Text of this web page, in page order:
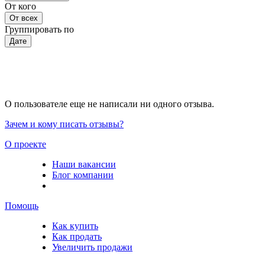
От кого
От всех
Группировать по
Дате
О пользователе еще не написали ни одного отзыва.
Зачем и кому писать отзывы?
О проекте
Наши вакансии
Блог компании
Помощь
Как купить
Как продать
Увеличить продажи